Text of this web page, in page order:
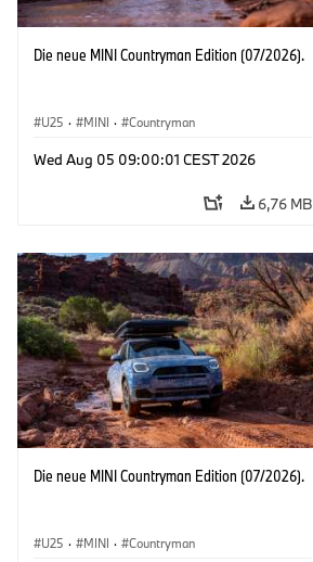
Die neue MINI Countryman Edition (07/2026).
U25 · MINI · Countryman
Wed Aug 05 09:00:01 CEST 2026
6,76 MB
Die neue MINI Countryman Edition (07/2026).
U25 · MINI · Countryman